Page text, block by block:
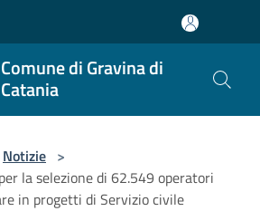
Comune di Gravina di
Catania
Notizie >
la selezione di 62.549 operatori
in progetti di Servizio civile